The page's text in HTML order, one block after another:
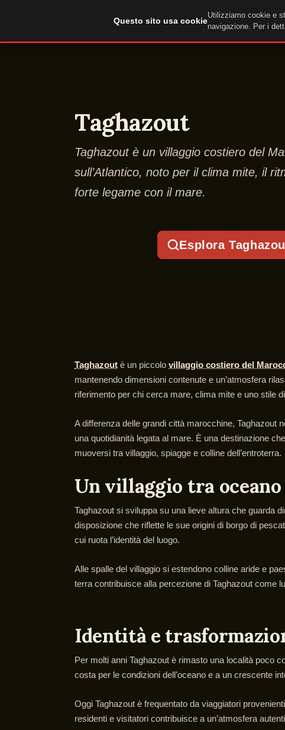
DuckTip.com
Taghazout
Taghazout è un villaggio costiero del
sull’Atlantico, noto per il clima mite, il
forte legame con il mare.
Esplora
Taghazout è un piccolo villaggio costiero del
mantenendo dimensioni contenute e un’atmosfera
riferimento per chi cerca mare, clima mite e uno stile
A differenza delle grandi città marocchine, Taghazout
una quotidianità legata al mare. È una destinazione
muoversi tra villaggio, spiagge e colline dell’entroterra.
Un villaggio tra
Taghazout si sviluppa su una lieve altura che guarda
disposizione che riflette le sue origini di borgo di
cui ruota l’identità del luogo.
Alle spalle del villaggio si estendono colline aride e
terra contribuisce alla percezione di Taghazout come
Identità e
Per molti anni Taghazout è rimasto una località poco
costa per le condizioni dell’oceano e a un crescente
Oggi Taghazout è frequentato da viaggiatori
residenti e visitatori contribuisce a un’atmosfera
Questo sito usa cookie
Utilizziamo cookie e
navigazione. Per i